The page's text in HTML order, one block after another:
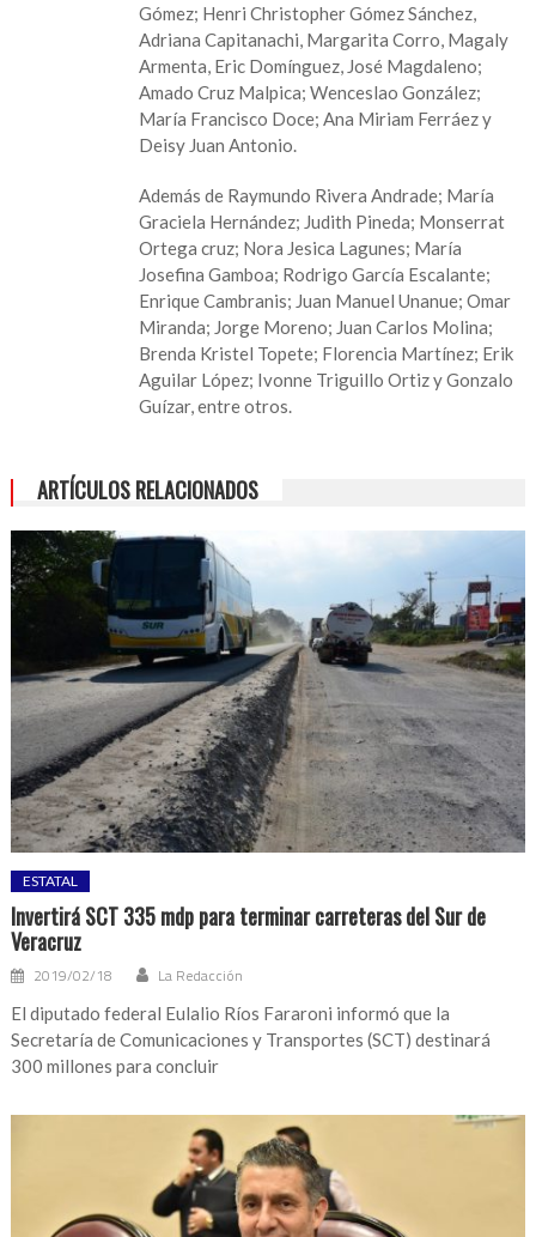
Gómez; Henri Christopher Gómez Sánchez,
Adriana Capitanachi, Margarita Corro, Magaly
Armenta, Eric Domínguez, José Magdaleno;
Amado Cruz Malpica; Wenceslao González;
María Francisco Doce; Ana Miriam Ferráez y
Deisy Juan Antonio.
Además de Raymundo Rivera Andrade; María
Graciela Hernández; Judith Pineda; Monserrat
Ortega cruz; Nora Jesica Lagunes; María
Josefina Gamboa; Rodrigo García Escalante;
Enrique Cambranis; Juan Manuel Unanue; Omar
Miranda; Jorge Moreno; Juan Carlos Molina;
Brenda Kristel Topete; Florencia Martínez; Erik
Aguilar López; Ivonne Triguillo Ortiz y Gonzalo
Guízar, entre otros.
ARTÍCULOS RELACIONADOS
ESTATAL
Invertirá SCT 335 mdp para terminar carreteras del Sur de
Veracruz
2019/02/18 La Redacción
El diputado federal Eulalio Ríos Fararoni informó que la
Secretaría de Comunicaciones y Transportes (SCT) destinará
300 millones para concluir